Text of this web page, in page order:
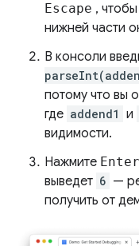
Escape ,
нижней части
В консоли
потому что вы
где addend1 и
видимости.
Нажмите Enter
выведет 6 —
получить от